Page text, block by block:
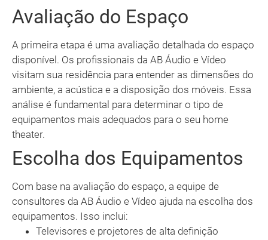
Avaliação do Espaço
A primeira etapa é uma avaliação detalhada do espaço
disponível. Os profissionais da AB Áudio e Vídeo
visitam sua residência para entender as dimensões do
ambiente, a acústica e a disposição dos móveis. Essa
análise é fundamental para determinar o tipo de
equipamentos mais adequados para o seu home
theater.
Escolha dos Equipamentos
Com base na avaliação do espaço, a equipe de
consultores da AB Áudio e Vídeo ajuda na escolha dos
equipamentos. Isso inclui:
Televisores e projetores de alta definição